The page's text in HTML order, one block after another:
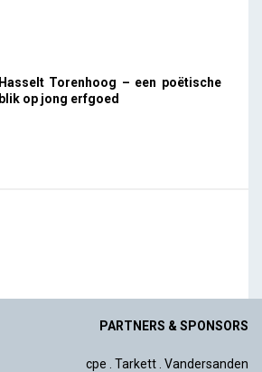
Hasselt Torenhoog – een poëtische
blik op jong erfgoed
PARTNERS & SPONSORS
cpe Tarkett Vandersanden